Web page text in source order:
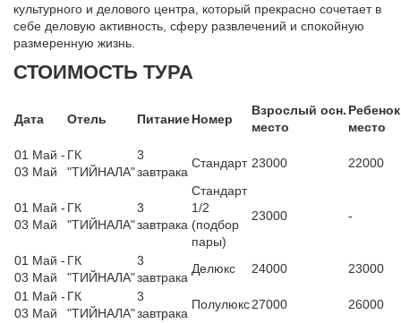
культурного и делового центра, который прекрасно сочетает в
себе деловую активность, сферу развлечений и спокойную
размеренную жизнь.
СТОИМОСТЬ ТУРА
Дата Отель ПитаниеНомер
Взрослый осн.
место
место
01 Май -
03 Май
ГК
"ТИЙНАЛА"
3
завтрака
Стандарт 23000 22000
01 Май -
03 Май
ГК
"ТИЙНАЛА"
3
завтрака
Стандарт
1/2
(подбор
пары)
23000 -
01 Май -
03 Май
ГК
"ТИЙНАЛА"
3
завтрака
Делюкс 24000
23000
01 Май -
03 Май
ГК
"ТИЙНАЛА"
3
завтрака
Полулюкс27000 26000